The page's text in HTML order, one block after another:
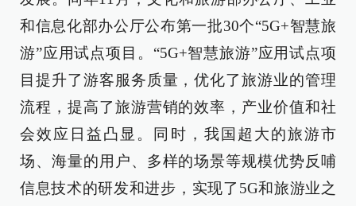
和信息化部办公厅公布第一批30个“5G+智慧旅
游”应用试点项目。“5G+智慧旅游”应用试点项
目提升了游客服务质量，优化了旅游业的管理
流程，提高了旅游营销的效率，产业价值和社
会效应日益凸显。同时，我国超大的旅游市
场、海量的用户、多样的场景等规模优势反哺
信息技术的研发和进步，实现了5G和旅游业之